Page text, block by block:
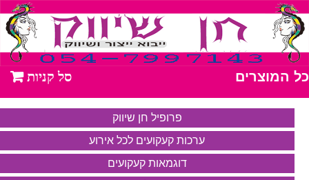
כל המוצרים
פרופיל חן שיווק
ערכות קעקועים לכל אירוע
דוגמאות קעקועים